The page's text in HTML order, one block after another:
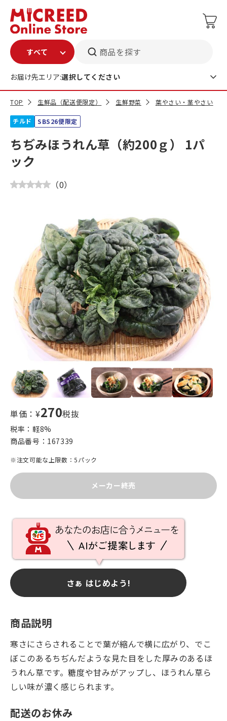
商品を探す
お届け先エリア:選択してください
TOP 生鮮品（配送便限定） 生鮮野菜 葉やさい・茎やさい
チルド SBS26便限定
ちぢみほうれん草（約200ｇ） 1パ
ック
（0）
単価：¥270税抜
税率：軽8%
商品番号： 167339
※注文可能な上限数：5パック
メーカー終売
さぁ はじめよう!
商品説明
寒さにさらされることで葉が縮んで横に広がり、でこ
ぼこのあるちぢんだような見た目をした厚みのあるほ
うれん草です。糖度や甘みがアップし、ほうれん草ら
しい味が濃く感じられます。
配送のお休み